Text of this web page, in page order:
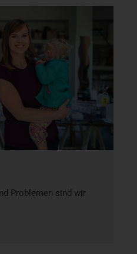
Problemen sind wir